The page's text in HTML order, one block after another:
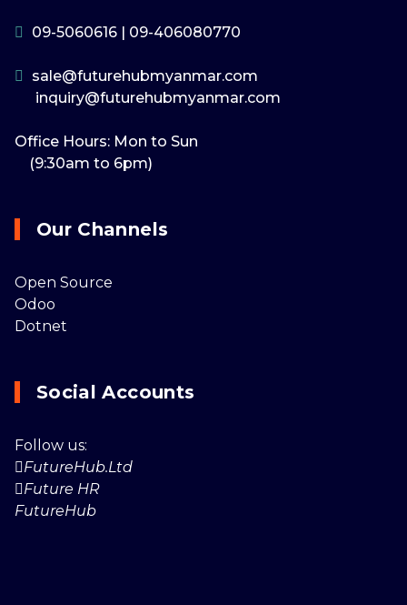
09-5060616 09-406080770
sale@futurehubmyanmar.com
inquiry@futurehubmyanmar.com
Office Hours: Mon to Sun
(9:30am to 6pm)
Our Channels
Open Source
Odoo
Dotnet
Social Accounts
Follow us:
FutureHub.Ltd
Future HR
FutureHub